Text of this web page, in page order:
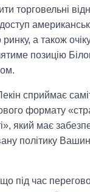
торговельні
ринку, а також
позицію
сприймає
формату
який має
політику
під час